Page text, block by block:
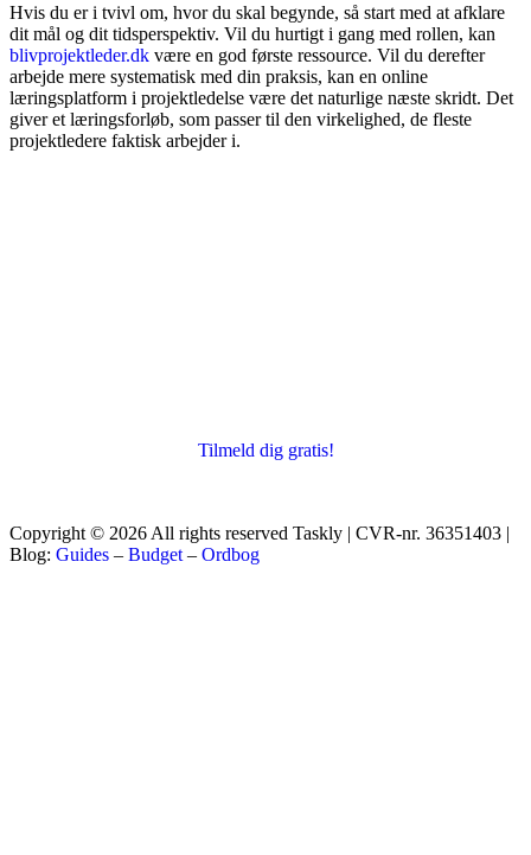
Hvis du er i tvivl om, hvor du skal begynde, så start med at afklare
dit mål og dit tidsperspektiv. Vil du hurtigt i gang med rollen, kan
blivprojektleder.dk være en god første ressource. Vil du derefter
arbejde mere systematisk med din praksis, kan en online
læringsplatform i projektledelse være det naturlige næste skridt. Det
giver et læringsforløb, som passer til den virkelighed, de fleste
projektledere faktisk arbejder i.
Tilmeld dig gratis!
Copyright © 2026 All rights reserved Taskly | CVR-nr. 36351403 |
Blog: Guides – Budget – Ordbog